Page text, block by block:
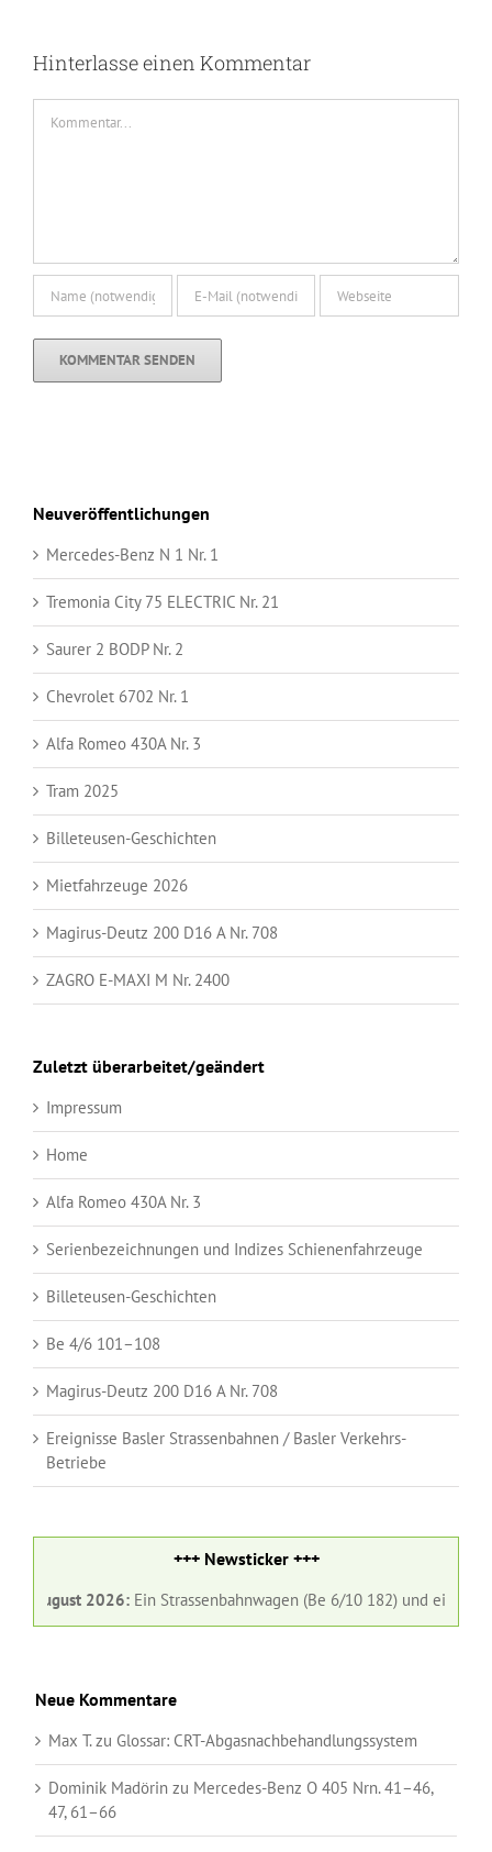
Hinterlasse einen Kommentar
Neuveröffentlichungen
Mercedes-Benz N 1 Nr. 1
Tremonia City 75 ELECTRIC Nr. 21
Saurer 2 BODP Nr. 2
Chevrolet 6702 Nr. 1
Alfa Romeo 430A Nr. 3
Tram 2025
Billeteusen-Geschichten
Mietfahrzeuge 2026
Magirus-Deutz 200 D16 A Nr. 708
ZAGRO E-MAXI M Nr. 2400
Zuletzt überarbeitet/geändert
Impressum
Home
Alfa Romeo 430A Nr. 3
Serienbezeichnungen und Indizes Schienenfahrzeuge
Billeteusen-Geschichten
Be 4/6 101–108
Magirus-Deutz 200 D16 A Nr. 708
Ereignisse Basler Strassenbahnen / Basler Verkehrs-
Betriebe
+++ Newsticker +++
1. August 2026:Ein Strassenbahnwagen (Be 6/10 182) und ein
Neue Kommentare
Max T.zu Glossar: CRT-Abgasnachbehandlungssystem
Dominik Madörin zu Mercedes-Benz O 405 Nrn. 41–46,
47, 61–66